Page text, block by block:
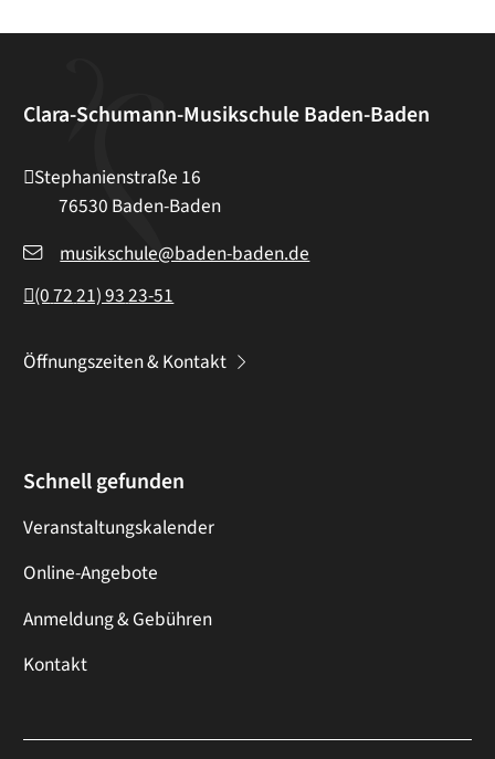
Clara-Schumann-Musikschule Baden-Baden
Stephanienstraße 16
76530 Baden-Baden
musikschule@baden-baden.de
(07221) 9323-51
Öffnungszeiten & Kontakt
Schnell gefunden
Veranstaltungskalender
Online-Angebote
Anmeldung & Gebühren
Kontakt